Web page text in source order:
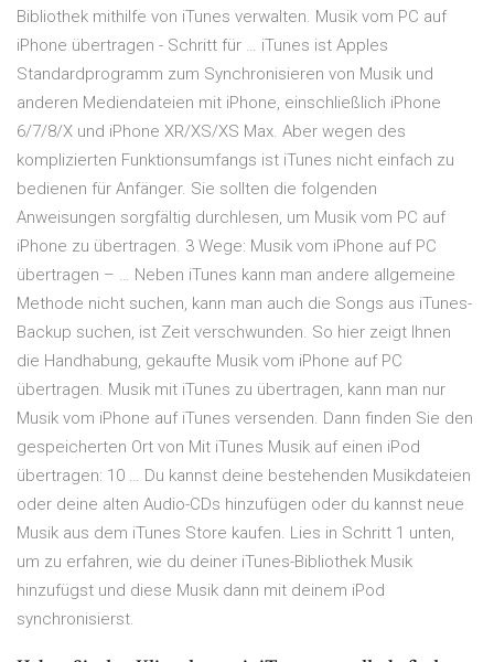
Bibliothek mithilfe von iTunes verwalten. Musik vom PC auf
iPhone übertragen - Schritt für … iTunes ist Apples
Standardprogramm zum Synchronisieren von Musik und
anderen Mediendateien mit iPhone, einschließlich iPhone
6/7/8/X und iPhone XR/XS/XS Max. Aber wegen des
komplizierten Funktionsumfangs ist iTunes nicht einfach zu
bedienen für Anfänger. Sie sollten die folgenden
Anweisungen sorgfältig durchlesen, um Musik vom PC auf
iPhone zu übertragen. 3 Wege: Musik vom iPhone auf PC
übertragen – … Neben iTunes kann man andere allgemeine
Methode nicht suchen, kann man auch die Songs aus iTunes-
Backup suchen, ist Zeit verschwunden. So hier zeigt Ihnen
die Handhabung, gekaufte Musik vom iPhone auf PC
übertragen. Musik mit iTunes zu übertragen, kann man nur
Musik vom iPhone auf iTunes versenden. Dann finden Sie den
gespeicherten Ort von Mit iTunes Musik auf einen iPod
übertragen: 10 … Du kannst deine bestehenden Musikdateien
oder deine alten Audio-CDs hinzufügen oder du kannst neue
Musik aus dem iTunes Store kaufen. Lies in Schritt 1 unten,
um zu erfahren, wie du deiner iTunes-Bibliothek Musik
hinzufügst und diese Musik dann mit deinem iPod
synchronisierst.